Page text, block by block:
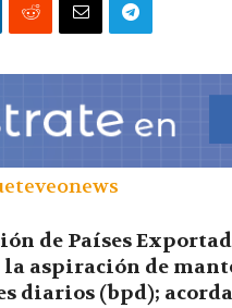
de Países
aspiración de
diarios (bpd);